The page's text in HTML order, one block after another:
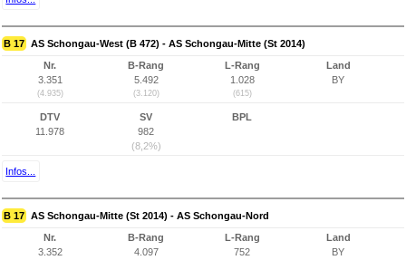
B 17 AS Schongau-West (B 472) - AS Schongau-Mitte (St 2014)
Nr.
3.351
(4.935)
B-Rang
5.492
(3.120)
L-Rang
1.028
(615)
Land
BY
DTV
11.978
SV
982
(8,2%)
BPL
Infos...
B 17 AS Schongau-Mitte (St 2014) - AS Schongau-Nord
Nr.
3.352
B-Rang
4.097
L-Rang
752
Land
BY